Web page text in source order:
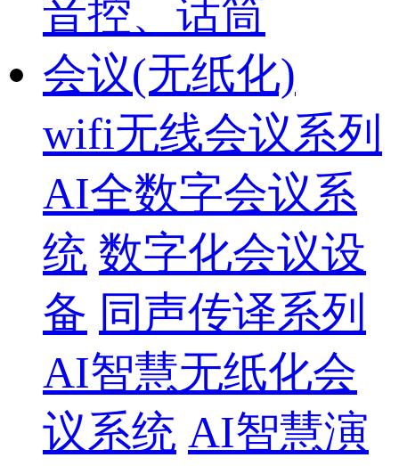
音控、话筒
会议(无纸化)
wifi无线会议系列
AI全数字会议系
统 数字化会议设
备 同声传译系列
AI智慧无纸化会
议系统 AI智慧演